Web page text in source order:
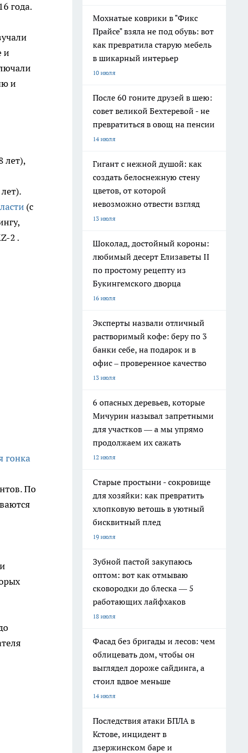
года.
и
и
лет),
(с
2 .
гонка
По
и
Мохнатые коврики в "Фикс
Прайсе" взяла не под обувь: вот
как превратила старую мебель
в шикарный интерьер
10 июля
После 60 гоните друзей в шею:
совет великой Бехтеревой - не
превратиться в овощ на пенсии
14 июля
Гигант с нежной душой: как
создать белоснежную стену
цветов, от которой
невозможно отвести взгляд
13 июля
Шоколад, достойный короны:
любимый десерт Елизаветы II
по простому рецепту из
Букингемского дворца
16 июля
Эксперты назвали отличный
растворимый кофе: беру по 3
банки себе, на подарок и в
офис – проверенное качество
13 июля
6 опасных деревьев, которые
Мичурин называл запретными
для участков — а мы упрямо
продолжаем их сажать
12 июля
Старые простыни - сокровище
для хозяйки: как превратить
хлопковую ветошь в уютный
бисквитный плед
19 июля
Зубной пастой закупаюсь
оптом: вот как отмываю
сковородки до блеска — 5
работающих лайфхаков
18 июля
Фасад без бригады и лесов: чем
облицевать дом, чтобы он
выглядел дороже сайдинга, а
стоил вдвое меньше
14 июля
Последствия атаки БПЛА в
Кстове, инцидент в
дзержинском баре и